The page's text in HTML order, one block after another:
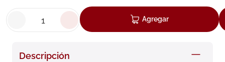
Agregar
Descripción
bioderma
5. cerave
6 degraler